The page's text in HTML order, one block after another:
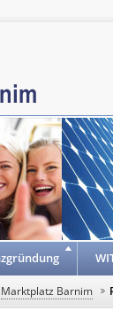
Marktplatz Barnim